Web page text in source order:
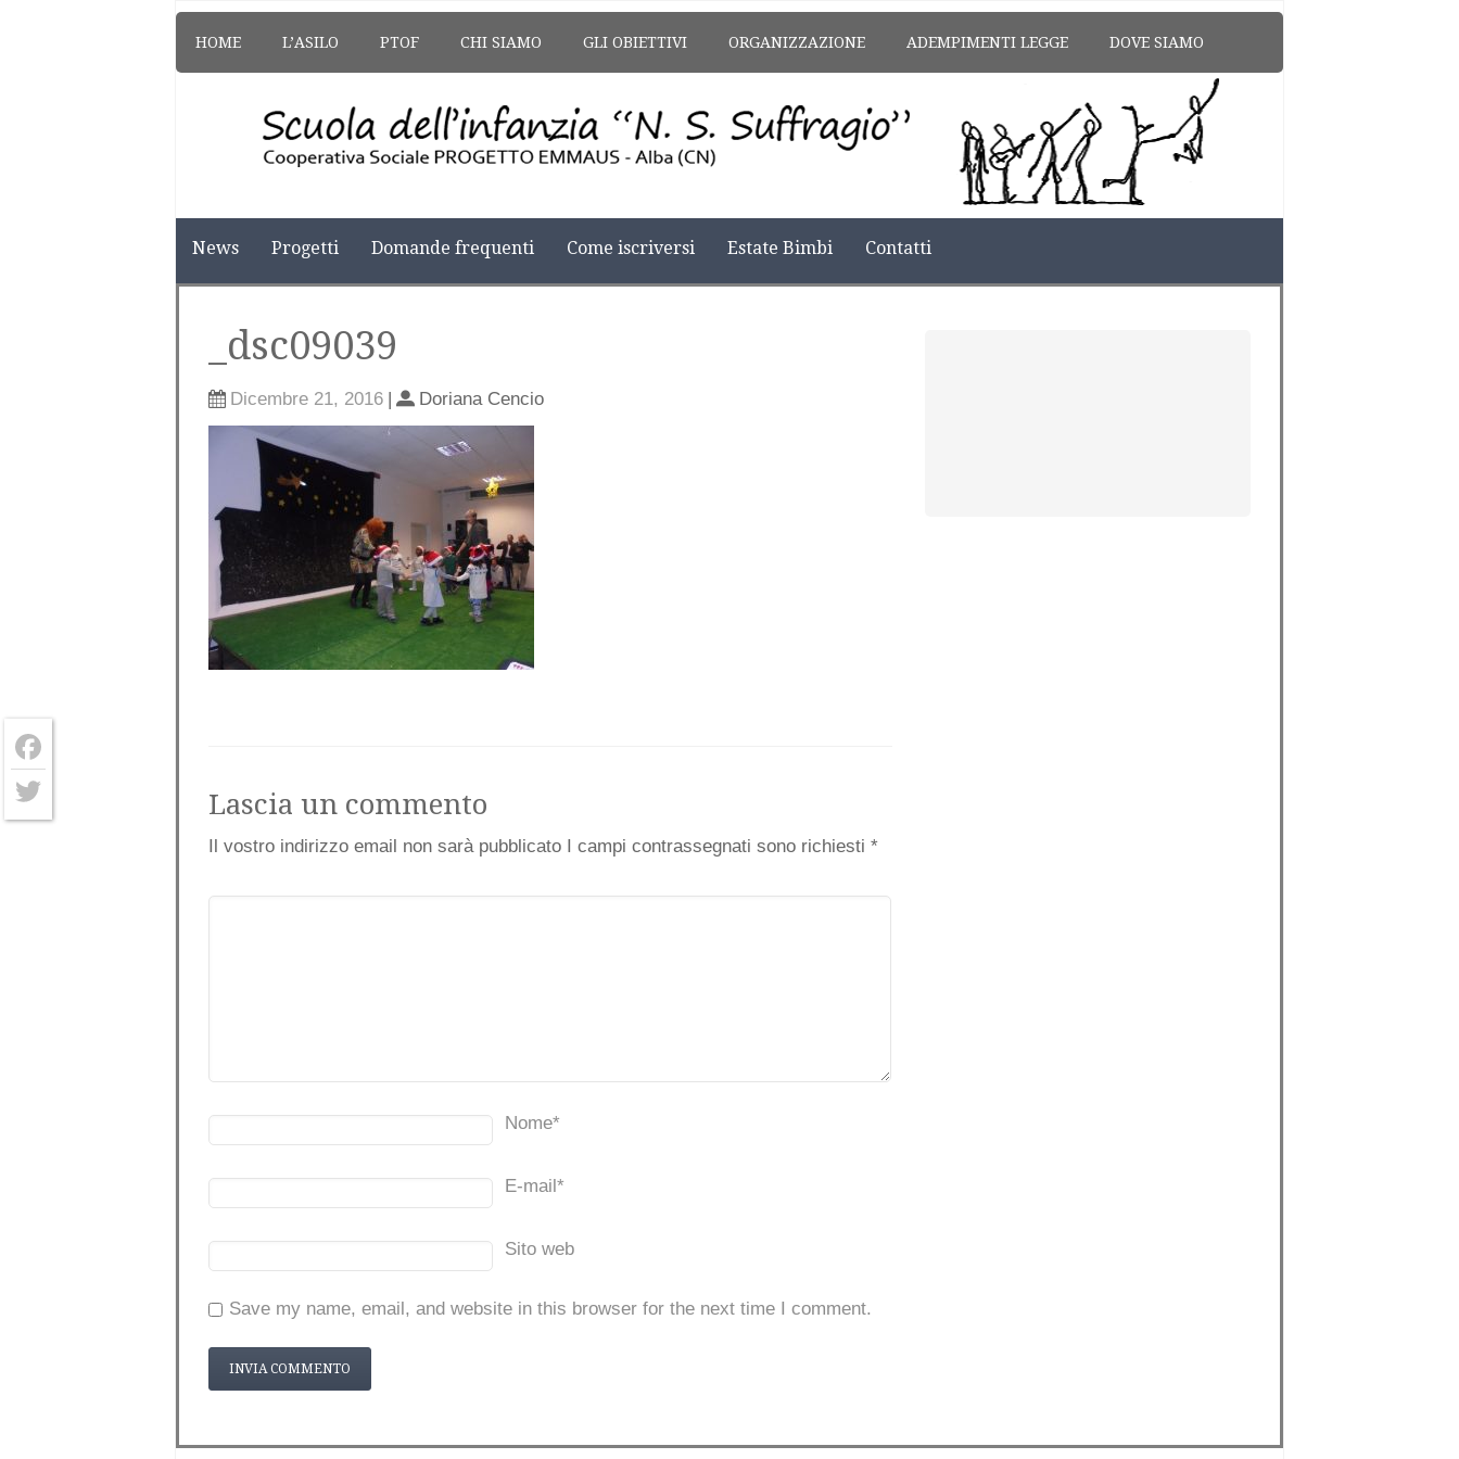
HOME L’ASILO PTOF CHI SIAMO GLI OBIETTIVI ORGANIZZAZIONE ADEMPIMENTI LEGGE DOVE SIAMO
News Progetti Domande frequenti Come iscriversi Estate Bimbi Contatti
_dsc09039
Dicembre 21, 2016 | Doriana Cencio
Lascia un commento
Il vostro indirizzo email non sarà pubblicato I campi contrassegnati sono richiesti *
Nome*
E-mail *
Sito web
Save my name, email, and website in this browser for the next time I comment.
Facebook
Twitter